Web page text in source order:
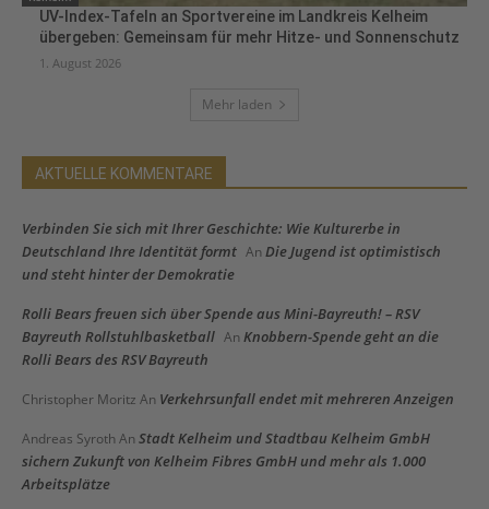
UV-Index-Tafeln an Sportvereine im Landkreis Kelheim
übergeben: Gemeinsam für mehr Hitze- und Sonnenschutz
1. August 2026
Mehr laden
AKTUELLE KOMMENTARE
Verbinden Sie sich mit Ihrer Geschichte: Wie Kulturerbe in
Deutschland Ihre Identität formt An Die Jugend ist optimistisch
und steht hinter der Demokratie
Rolli Bears freuen sich über Spende aus Mini-Bayreuth! – RSV
Bayreuth Rollstuhlbasketball An Knobbern-Spende geht an die
Rolli Bears des RSV Bayreuth
Christopher Moritz An Verkehrsunfall endet mit mehreren Anzeigen
Andreas Syroth An Stadt Kelheim und Stadtbau Kelheim GmbH
sichern Zukunft von Kelheim Fibres GmbH und mehr als 1.000
Arbeitsplätze